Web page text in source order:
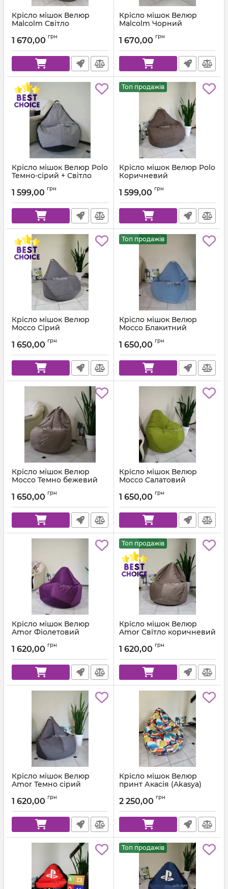
Крісло мішок Велюр
Malcolm Світло
Артикул: km-malcolm-22-l
1 670,00 грн
Крісло мішок Велюр
Malcolm Чорний
1 670,00 грн
Крісло мішок Велюр Polo
Темно-сірий + Світло
Артикул: km-polo-17-16-l
1 599,00 грн
Топ продажів
Крісло мішок Велюр Polo
Коричневий
1 599,00 грн
Крісло мішок Велюр
Mocco Сірий
1 650,00 грн
Топ продажів
Крісло мішок Велюр
Mocco Блакитний
1 650,00 грн
Крісло мішок Велюр
Mocco Темно бежевий
1 650,00 грн
Крісло мішок Велюр
Mocco Салатовий
1 650,00 грн
Крісло мішок Велюр
Amor Фіолетовий
1 620,00 грн
Топ продажів
Крісло мішок Велюр
Amor Світло коричневий
1 620,00 грн
Крісло мішок Велюр
Amor Темно сірий
1 620,00 грн
Крісло мішок Велюр
принт Акасія (Akasya)
2 250,00 грн
Топ продажів